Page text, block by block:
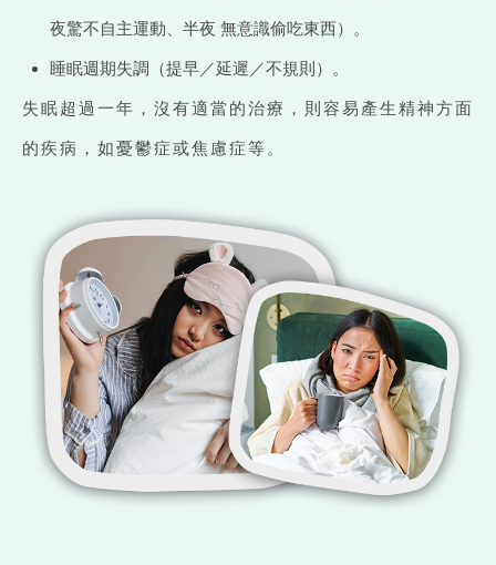
夜驚不自主運動、半夜 無意識偷吃東西）。
睡眠週期失調（提早／延遲／不規則）。
失眠超過一年，沒有適當的治療，則容易產生精神方面
的疾病，如憂鬱症或焦慮症等。